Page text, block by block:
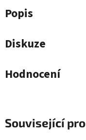
Popis
Diskuze
Hodnocení
Související